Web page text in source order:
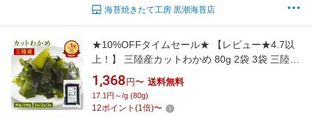
海苔焼きたて工房 黒潮海苔店
★10%OFFタイムセール★ 【レビュー★4.7以
上！】 三陸産カットわかめ 80g 2袋 3袋 三陸産
わかめ 送料無料 国産 カットわかめ 乾燥わかめ
乾燥カットわかめ カットタイプ 手間いらず 食
物繊維 ワカメ 若布 スープ お試し お味噌汁
1,368 円〜 送料無料
17.1円～/g (80g)
12ポイント (1倍)〜